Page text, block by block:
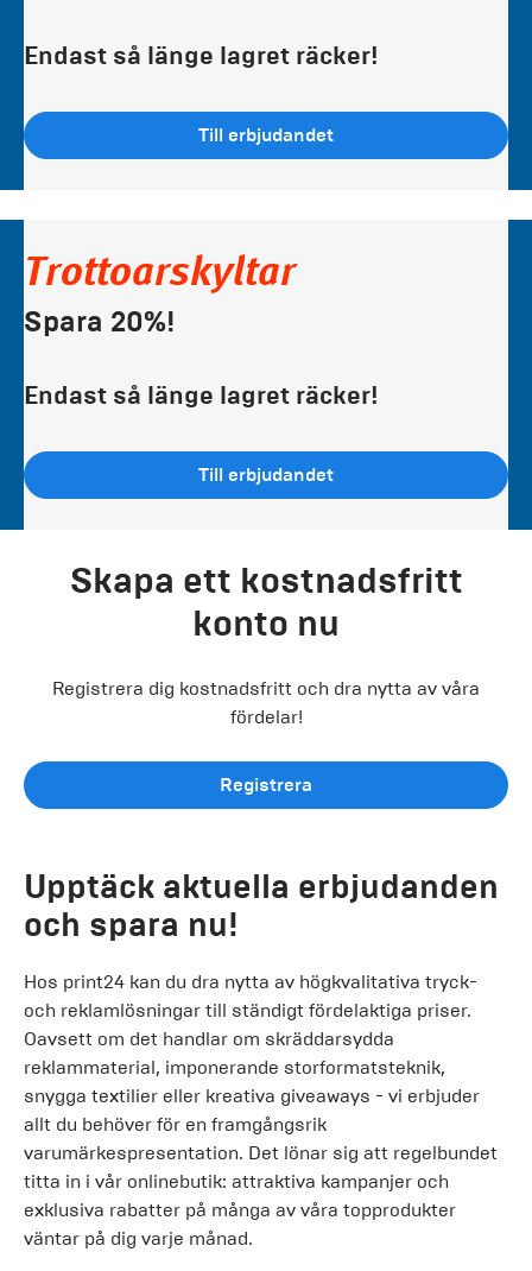
Endast så länge lagret räcker!
Till erbjudandet
Trottoarskyltar
Spara 20%!
Endast så länge lagret räcker!
Till erbjudandet
Skapa ett kostnadsfritt
konto nu
Registrera dig kostnadsfritt och dra nytta av våra
fördelar!
Registrera
Upptäck aktuella erbjudanden
och spara nu!
Hos print24 kan du dra nytta av högkvalitativa tryck-
och reklamlösningar till ständigt fördelaktiga priser.
Oavsett om det handlar om skräddarsydda
reklammaterial, imponerande storformatsteknik,
snygga textilier eller kreativa giveaways - vi erbjuder
allt du behöver för en framgångsrik
varumärkespresentation. Det lönar sig att regelbundet
titta in i vår onlinebutik: attraktiva kampanjer och
exklusiva rabatter på många av våra topprodukter
väntar på dig varje månad.